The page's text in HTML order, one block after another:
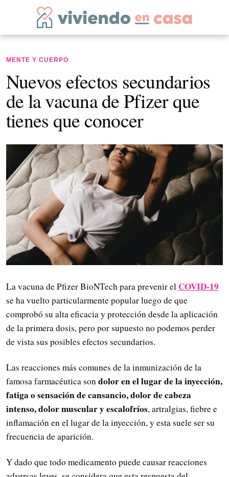
MENTE Y CUERPO
Nuevos efectos secundarios
de la vacuna de Pfizer que
tienes que conocer
La vacuna de Pfizer BioNTech para prevenir el COVID-19
se ha vuelto particularmente popular luego de que
comprobó su alta eficacia y protección desde la aplicación
de la primera dosis, pero por supuesto no podemos perder
de vista sus posibles efectos secundarios.
Las reacciones más comunes de la inmunización de la
famosa farmacéutica sondolor en el lugar de la inyección,
fatiga o sensación de cansancio, dolor de cabeza
intenso, dolor muscular y escalofríos, artralgias, fiebre e
inflamación en el lugar de la inyección, y esta suele ser su
frecuencia de aparición.
Y dado que todo medicamento puede causar reacciones